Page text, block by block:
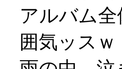
アルバム
囲気ッスｗ